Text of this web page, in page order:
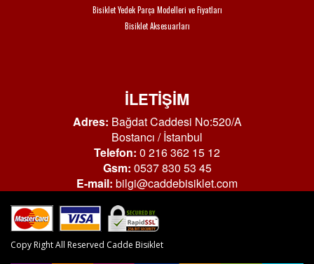
Bisiklet Yedek Parça Modelleri ve Fiyatları
Bisiklet Aksesuarları
İLETİŞİM
Adres: Bağdat Caddesi No:520/A
Bostancı / İstanbul
Telefon: 0 216 362 15 12
Gsm: 0537 830 53 45
E-mail: bilgi@caddebisiklet.com
Copy Right All Reserved Cadde Bisiklet